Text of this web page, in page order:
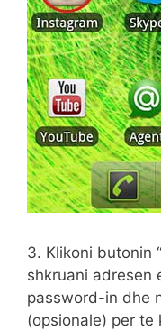
3. Klikoni butonin
shkruani adresen
password-in dhe
(opsionale) per te